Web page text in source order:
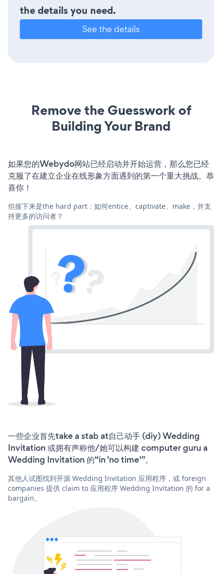
the details you need.
See the details
Remove the Guesswork of
Building Your Brand
如果您的Webydo网站已经启动并开始运营，那么您已经
克服了在建立企业在线形象方面遇到的第一个重大挑战。恭
喜你！
但接下来是the hard part：如何entice、captivate、make，并支
持更多的访问者？
一些企业首先take a stab at自己动手 (diy) Wedding
Invitation 或拥有声称他/她可以构建 computer guru a
Wedding Invitation 的“in 'no time'”。
其他人试图找到开源 Wedding Invitation 应用程序，或 foreign
companies 提供 claim to 应用程序 Wedding Invitation 的 for a
bargain。